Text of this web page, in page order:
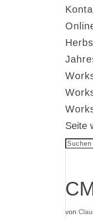
Seite
von